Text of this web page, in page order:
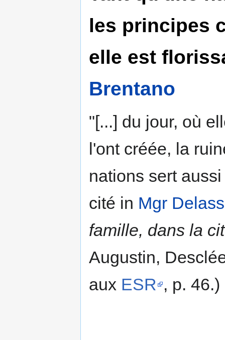
les principes
elle est
Brentano
"[...] du jour, où
l'ont créée, la
nations sert
cité in Mgr
famille, dans la
Augustin,
aux ESR , p. 46.)